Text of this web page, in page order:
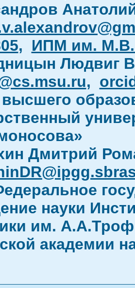
, ИПМ им.
Людвиг
,
Дмитрий
науки
им.
академии